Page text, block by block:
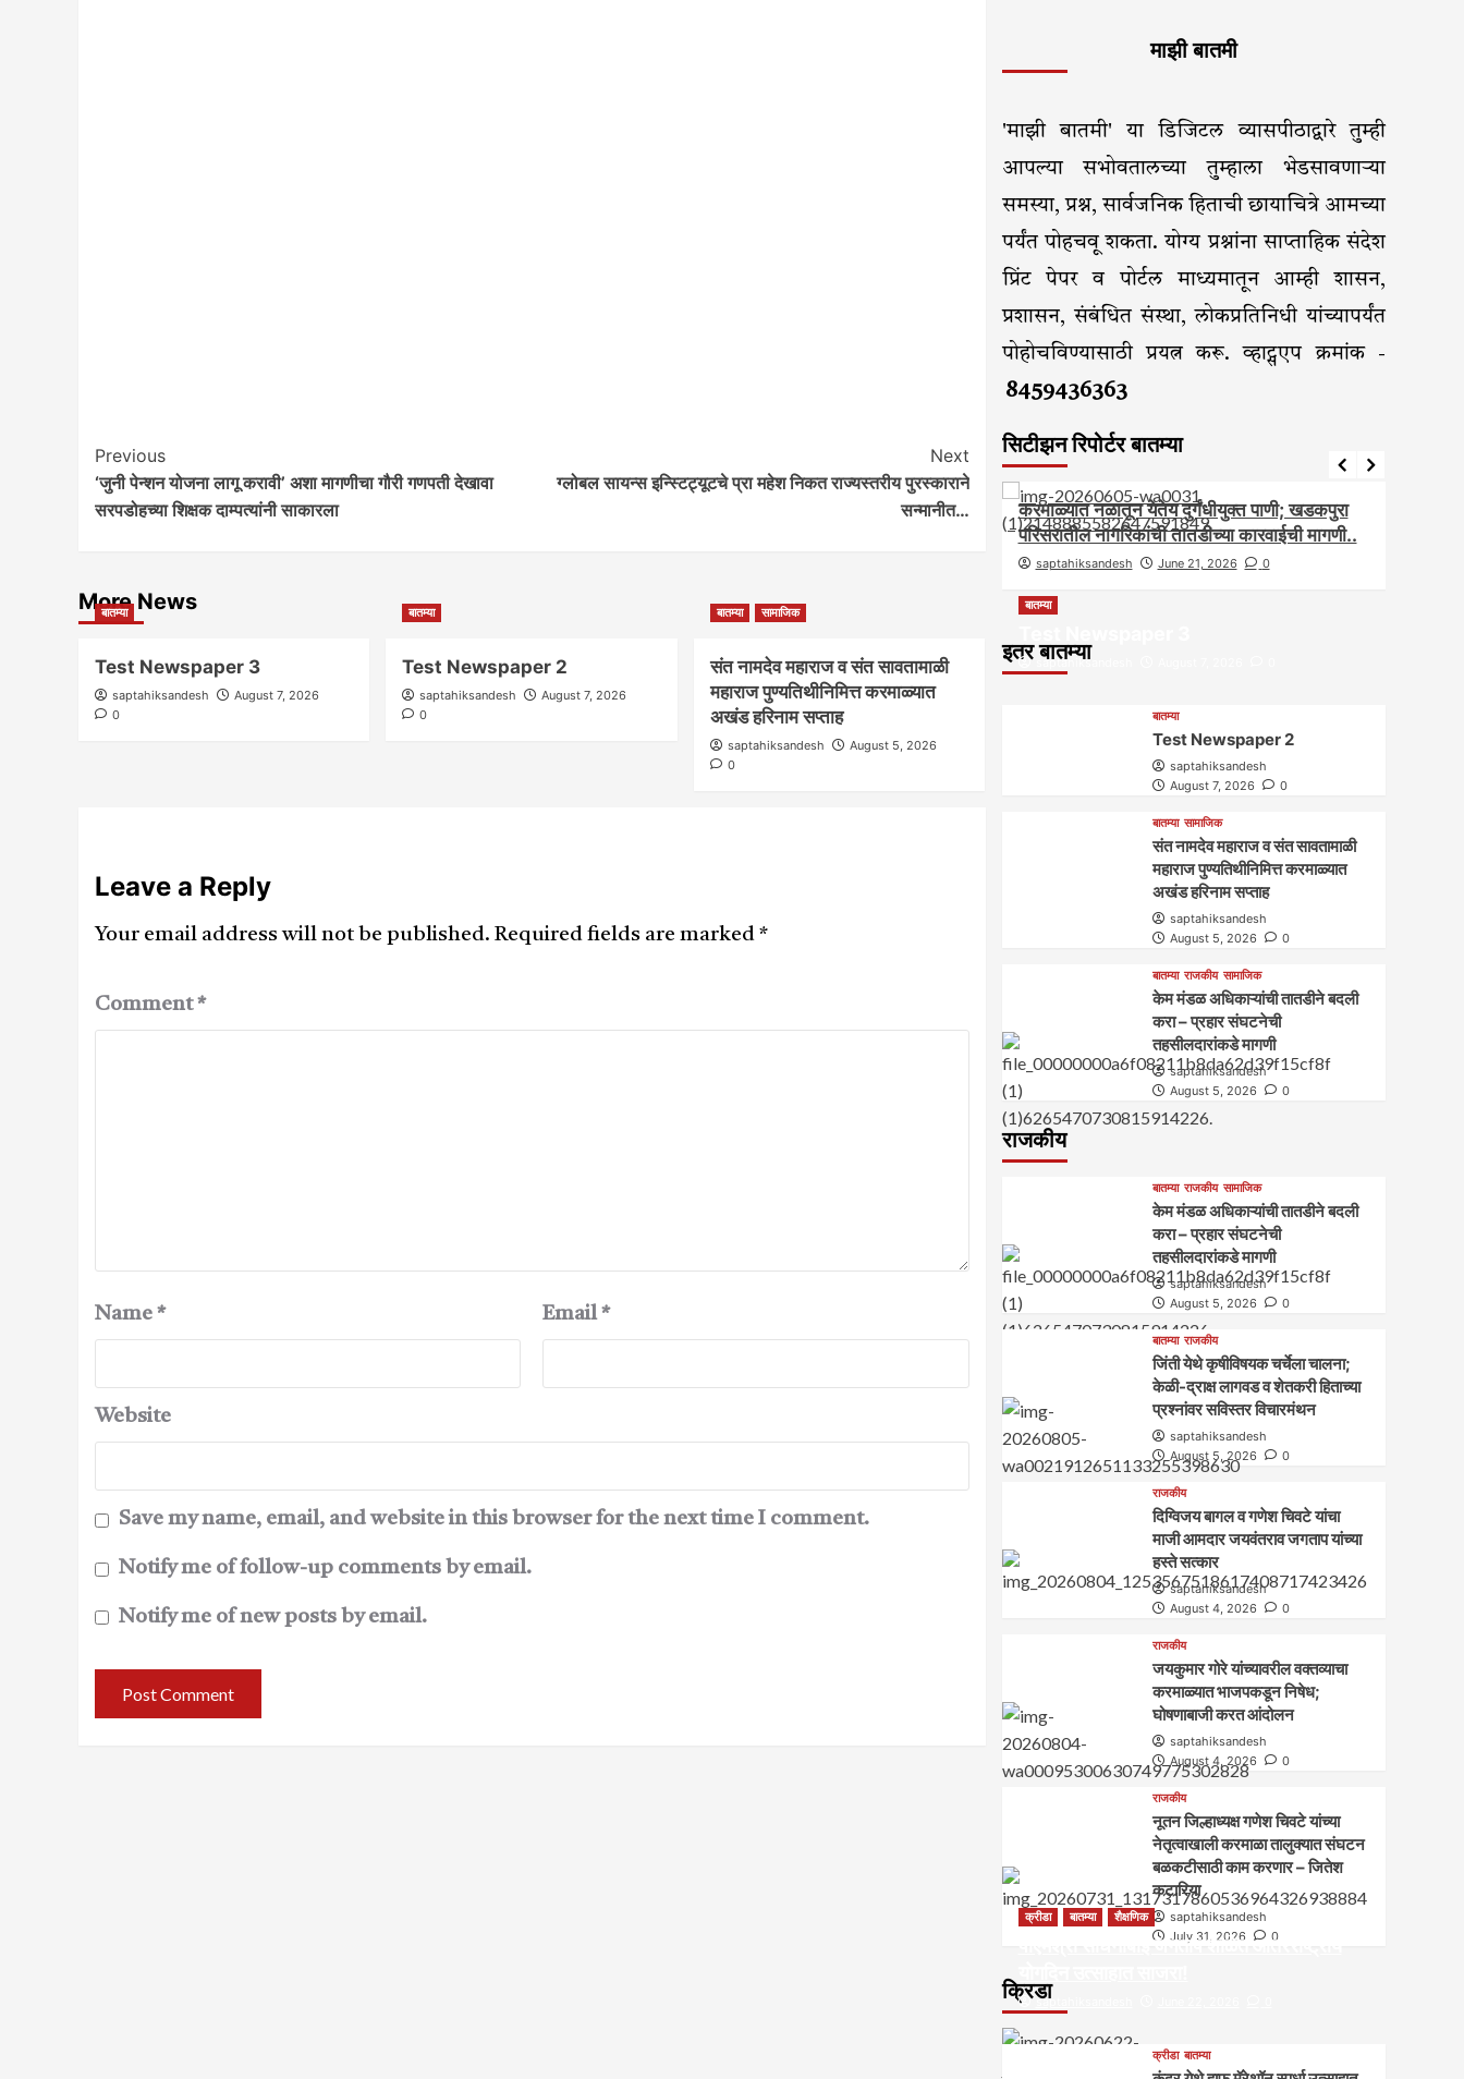
Post
Navigation
Previous
‘जुनी पेन्शन योजना लागू करावी’ अशा मागणीचा गौरी गणपती देखावा
सरपडोहच्या शिक्षक दाम्पत्यांनी साकारला
Next
ग्लोबल सायन्स इन्स्टिट्यूटचे प्रा महेश निकत राज्यस्तरीय पुरस्काराने
सन्मानीत…
More News
बातम्या
Test Newspaper 3
saptahiksandesh
August 7, 2026
0
बातम्या
Test Newspaper 2
saptahiksandesh
August 7, 2026
0
बातम्या सामाजिक
संत नामदेव महाराज व संत सावतामाळी
महाराज पुण्यतिथीनिमित्त करमाळ्यात
अखंड हरिनाम सप्ताह
saptahiksandesh
August 5, 2026
0
Leave a Reply
Your email address will not be published. Required fields are marked *
Comment*
Name * Email*
Website
Save my name, email, and website in this browser for the next time I comment.
Notify me of follow-up comments by email.
Notify me of new posts by email.
माझी बातमी
'माझी बातमी' या डिजिटल व्यासपीठाद्वारे तुम्ही
आपल्या सभोवतालच्या तुम्हाला भेडसावणाऱ्या
समस्या, प्रश्न, सार्वजनिक हिताची छायाचित्रे आमच्या
पर्यंत पोहचवू शकता. योग्य प्रश्नांना साप्ताहिक संदेश
प्रिंट पेपर व पोर्टल माध्यमातून आम्ही शासन,
प्रशासन, संबंधित संस्था, लोकप्रतिनिधी यांच्यापर्यंत
पोहोचविण्यासाठी प्रयत्न करू. व्हाट्सएप क्रमांक -
8459436363
सिटीझन रिपोर्टर बातम्या
गटारींतील सांडपाणी रस्त्यावर आल्याने कृष्णाजीनगर
आरोग्य आवाज जनतेचा बातम्या
करमाळ्यात नळातून येतेय दुर्गंधीयुक्त पाणी; खडकपुरा
परिसरातील नागरिकांची तातडीच्या कारवाईची मागणी..
saptahiksandesh June 21, 2026 0
इतर बातम्या
बातम्या
saptahiksandesh
बातम्या
Test Newspaper 2
saptahiksandesh
August 7, 2026
0
बातम्या सामाजिक
संत नामदेव महाराज व संत सावतामाळी
महाराज पुण्यतिथीनिमित्त करमाळ्यात
अखंड हरिनाम सप्ताह
saptahiksandesh
August 5, 2026
0
बातम्या राजकीय सामाजिक
केम मंडळ अधिकाऱ्यांची तातडीने बदली
करा – प्रहार संघटनेची
तहसीलदारांकडे मागणी
saptahiksandesh
August 5, 2026
0
राजकीय
बातम्या राजकीय सामाजिक
केम मंडळ अधिकाऱ्यांची तातडीने बदली
करा – प्रहार संघटनेची
तहसीलदारांकडे मागणी
saptahiksandesh
August 5, 2026
0
बातम्या राजकीय
जिंती येथे कृषीविषयक चर्चेला चालना;
केळी-द्राक्ष लागवड व शेतकरी हिताच्या
प्रश्नांवर सविस्तर विचारमंथन
saptahiksandesh
August 5, 2026
0
राजकीय
दिग्विजय बागल व गणेश चिवटे यांचा
माजी आमदार जयवंतराव जगताप यांच्या
हस्ते सत्कार
saptahiksandesh
August 4, 2026
0
राजकीय
जयकुमार गोरे यांच्यावरील वक्तव्याचा
करमाळ्यात भाजपकडून निषेध;
घोषणाबाजी करत आंदोलन
saptahiksandesh
August 4, 2026
0
राजकीय
नूतन जिल्हाध्यक्ष गणेश चिवटे यांच्या
नेतृत्वाखाली करमाळा तालुक्यात संघटन
बळकटीसाठी काम करणार – जितेश
कटारिया
saptahiksandesh
July 31, 2026
0
क्रिडा
क्रीडा बातम्या शैक्षणिक
पीएमश्री साधनाबाई जगताप शाळेत आंतरराष्ट्रीय
saptahiksandesh
क्रीडा बातम्या